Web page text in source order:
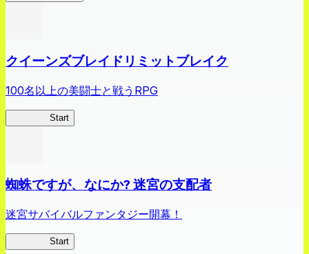
クイーンズブレイドリミットブレイク
100名以上の美闘士と戦うRPG
Start
蜘蛛ですが、なにか? 迷宮の支配者
迷宮サバイバルファンタジー開幕！
Start